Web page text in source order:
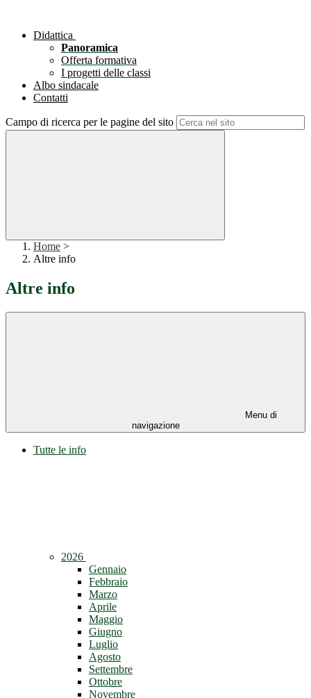
Didattica
Panoramica
Offerta formativa
I progetti delle classi
Albo sindacale
Contatti
Campo di ricerca per le pagine del sito
Home >
Altre info
Altre info
Menu di
navigazione
Tutte le info
2026
Gennaio
Febbraio
Marzo
Aprile
Maggio
Giugno
Luglio
Agosto
Settembre
Ottobre
Novembre